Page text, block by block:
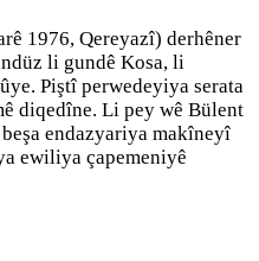
1976, Qereyazî) derhêner
li gundê Kosa, li
Piştî perwedeyiya serata
diqedîne. Li pey wê Bülent
endazyariya makîneyî
ewiliya çapemeniyê